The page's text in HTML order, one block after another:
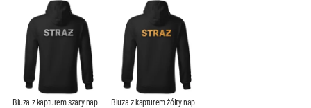
Bluza z kapturem szary nap.
Bluza z kapturem żółty nap.